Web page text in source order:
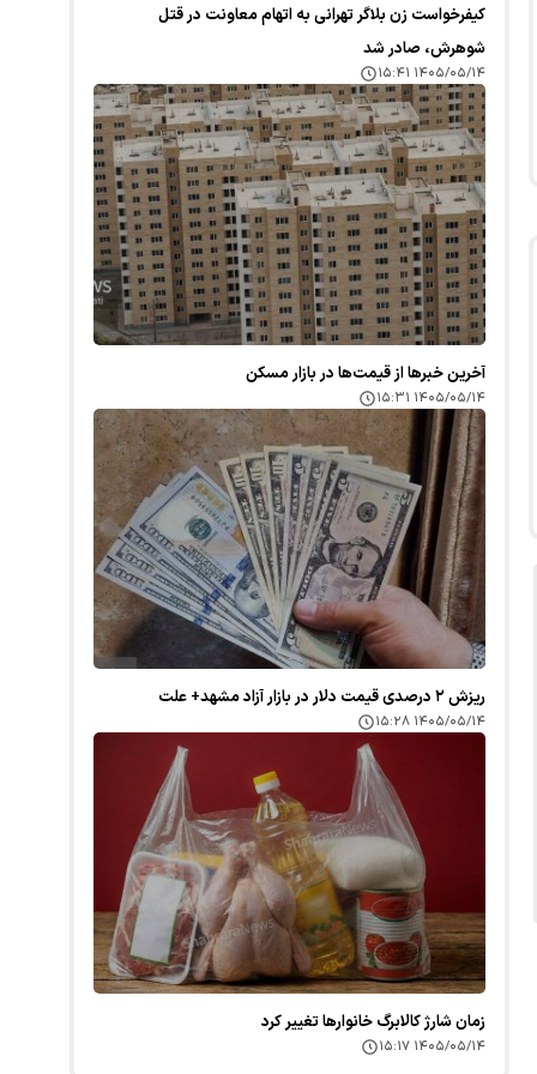
کیفرخواست زن بلاگر تهرانی به اتهام معاونت در قتل
شوهرش، صادر شد
۱۴۰۵/۰۵/۱۴ ۱۵:۴۱
آخرین خبر‌ها از قیمت‌ها در بازار مسکن
۱۴۰۵/۰۵/۱۴ ۱۵:۳۱
ریزش ۲ درصدی قیمت دلار در بازار آزاد مشهد+ علت
۱۴۰۵/۰۵/۱۴ ۱۵:۲۸
زمان شارژ کالابرگ خانوارها تغییر کرد
۱۴۰۵/۰۵/۱۴ ۱۵:۱۷